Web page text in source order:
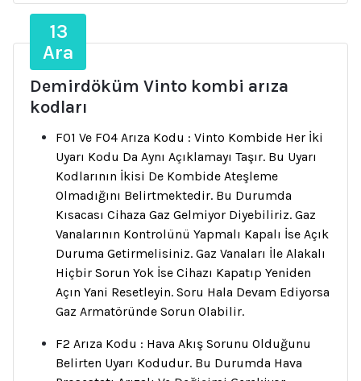
13
Ara
Demirdöküm Vinto kombi arıza
kodları
F01 Ve F04 Arıza Kodu : Vinto Kombide Her İki
Uyarı Kodu Da Aynı Açıklamayı Taşır. Bu Uyarı
Kodlarının İkisi De Kombide Ateşleme
Olmadığını Belirtmektedir. Bu Durumda
Kısacası Cihaza Gaz Gelmiyor Diyebiliriz. Gaz
Vanalarının Kontrolünü Yapmalı Kapalı İse Açık
Duruma Getirmelisiniz. Gaz Vanaları İle Alakalı
Hiçbir Sorun Yok İse Cihazı Kapatıp Yeniden
Açın Yani Resetleyin. Soru Hala Devam Ediyorsa
Gaz Armatöründe Sorun Olabilir.
F2 Arıza Kodu : Hava Akış Sorunu Olduğunu
Belirten Uyarı Kodudur. Bu Durumda Hava